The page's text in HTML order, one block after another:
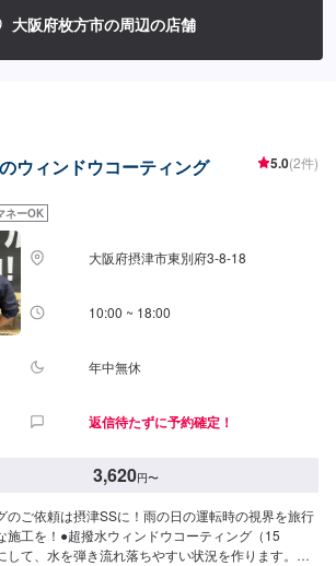
大阪府枚方市の周辺の店舗
ウィンドウコーティング 5.0(2件)
ネーOK
大阪府摂津市東別府3-8-18
10:00 ~ 18:00
年中無休
返信待たずに予約確定！
3,620円〜
のご依頼は摂津SSに！雨の日の運転時の視界を旅行
施工を！●超撥水ウィンドウコーティング（15
して、水を弾き流れ落ちやすい状況を作ります。◆